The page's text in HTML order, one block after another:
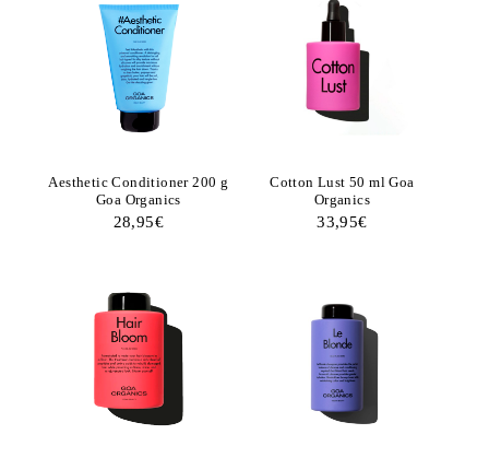
Aesthetic Conditioner 200 g
Goa Organics
28,95€
Cotton Lust 50 ml Goa
Organics
33,95€